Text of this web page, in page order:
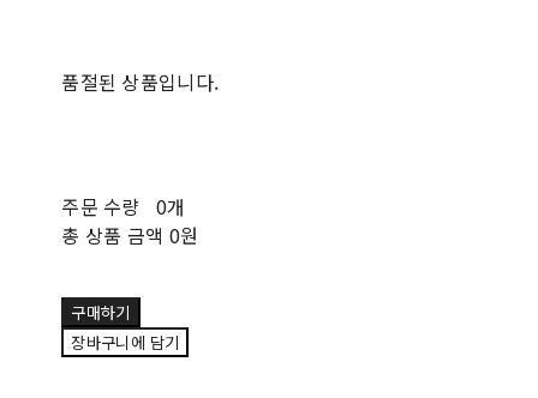
품절된 상품입니다.
주문 수량 0개
총 상품 금액 0원
구매하기
장바구니에 담기